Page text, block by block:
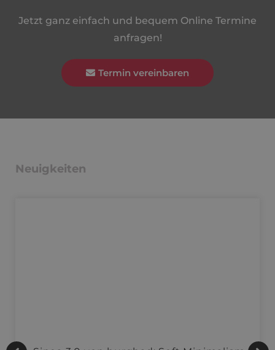
Jetzt ganz einfach und bequem Online Termine
anfragen!
Termin vereinbaren
Neuigkeiten